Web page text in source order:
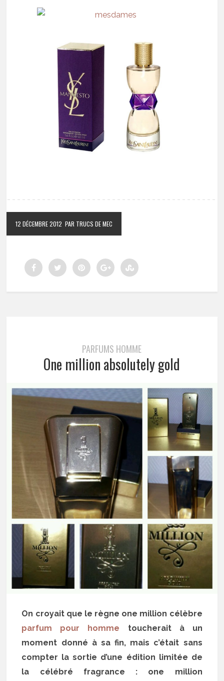
12 DÉCEMBRE 2012 PAR TRUCS DE MEC
PARFUMS HOMME
One million absolutely gold
On croyait que le règne one million célèbre
parfum pour homme toucherait à un
moment donné à sa fin, mais c’était sans
compter la sortie d’une édition limitée de
la célébré fragrance : one million